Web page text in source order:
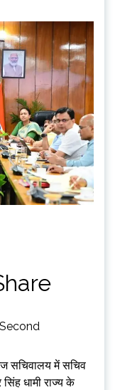
सचिवालय में सचिव
धामी राज्य के